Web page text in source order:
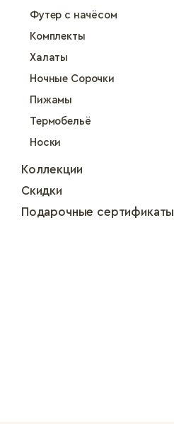
Футер с начёсом
Комплекты
Халаты
Ночные Сорочки
Пижамы
Термобельё
Носки
Коллекции
Скидки
Подарочные сертификаты